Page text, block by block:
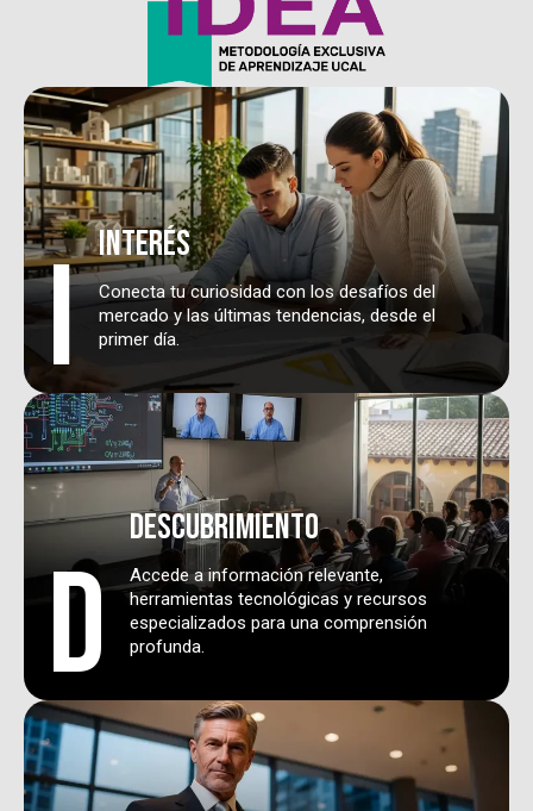
I interés
Conecta tu curiosidad con los desafíos del
mercado y las últimas tendencias, desde el
primer día.
D
descubrimiento
Accede a información relevante,
herramientas tecnológicas y recursos
especializados para una comprensión
profunda.